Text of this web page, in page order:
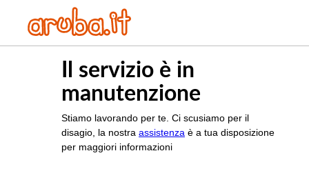
Il servizio è in
manutenzione
Stiamo lavorando per te. Ci scusiamo per il
disagio, la nostra assistenza è a tua disposizione
per maggiori informazioni